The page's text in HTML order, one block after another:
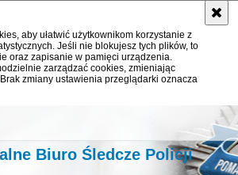
aby ułatwić użytkownikom korzystanie z
Jeśli nie blokujesz tych plików, to
oraz zapisanie w pamięci urządzenia.
zarządzać cookies, zmieniając
zmiany ustawienia przeglądarki oznacza
Biuro Śledcze Policji